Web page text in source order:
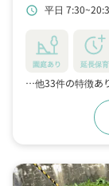
schedule 平日
園庭あり 延長保育
…他33件の特徴あ